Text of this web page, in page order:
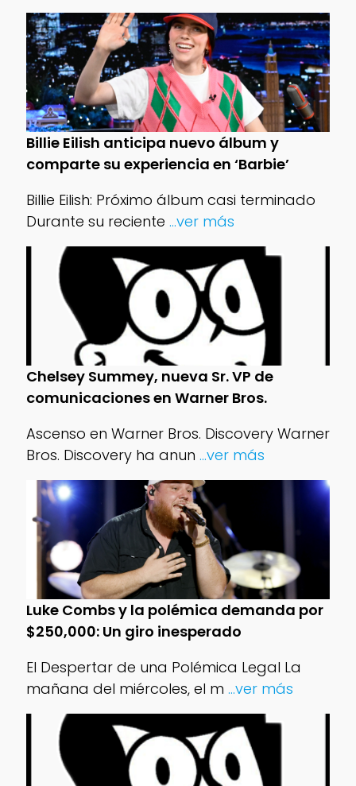
Billie Eilish anticipa nuevo álbum y
comparte su experiencia en ‘Barbie’
Billie Eilish: Próximo álbum casi terminado
Durante su reciente ...ver más
Chelsey Summey, nueva Sr. VP de
comunicaciones en Warner Bros.
Ascenso en Warner Bros. Discovery Warner
Bros. Discovery ha anun ...ver más
Luke Combs y la polémica demanda por
$250,000: Un giro inesperado
El Despertar de una Polémica Legal La
mañana del miércoles, el m ...ver más